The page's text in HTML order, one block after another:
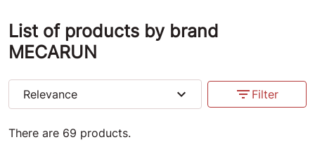
Productos ULM
Productos de motocicletas
Productos marinos
Productos diversos
Insectes-Cleaner
List of products by brand
MECARUN
There are 69 products.
Relevance expand_more filter_list Filter